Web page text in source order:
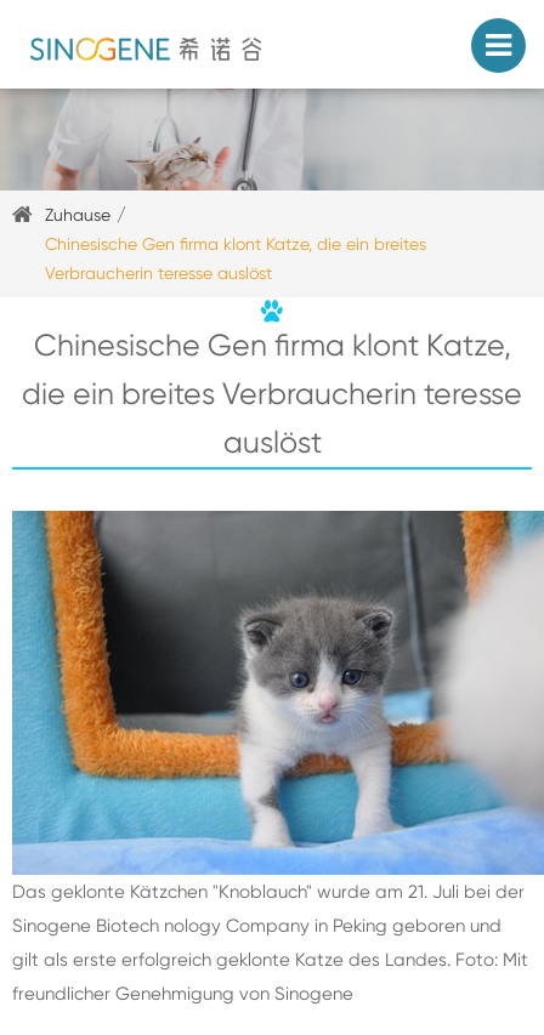
Zuhause
Chinesische Gen firma klont Katze, die ein breites
Verbraucherin teresse auslöst
Chinesische Gen firma klont Katze,
die ein breites Verbraucherin teresse
auslöst
Das geklonte Kätzchen "Knoblauch" wurde am 21. Juli bei der
Sinogene Biotech nology Company in Peking geboren und
gilt als erste erfolgreich geklonte Katze des Landes. Foto: Mit
freundlicher Genehmigung von Sinogene